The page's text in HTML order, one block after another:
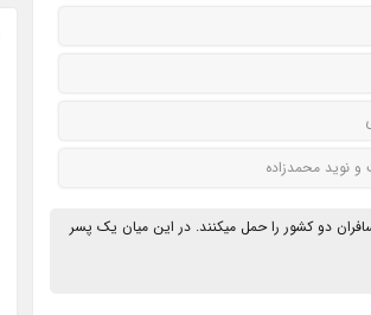
و نوید محمدزاده
دو کشور را حمل میکنند. در این میان یک پسر